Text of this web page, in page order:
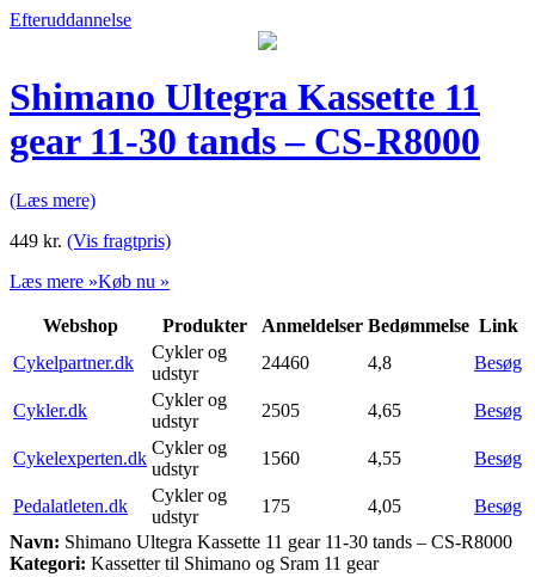
Efteruddannelse
Shimano Ultegra Kassette 11
gear 11-30 tands – CS-R8000
(Læs mere)
449 kr. (Vis fragtpris)
Læs mere »Køb nu »
Webshop Produkter Anmeldelser Bedømmelse Link
Cykelpartner.dk
Cykler og
udstyr
24460 4,8 Besøg
Cykler.dk
Cykler og
udstyr
2505 4,65 Besøg
Cykelexperten.dk
Cykler og
udstyr
1560 4,55 Besøg
Pedalatleten.dk
Cykler og
udstyr
175 4,05
Besøg
Navn: Shimano Ultegra Kassette 11 gear 11-30 tands – CS-R8000
Kategori: Kassetter til Shimano og Sram 11 gear